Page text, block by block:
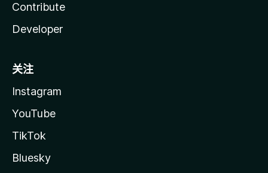
Contribute
Developer
关注
Instagram
YouTube
TikTok
Bluesky